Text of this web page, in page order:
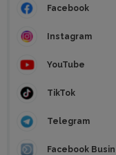
Facebook
Instagram
YouTube
TikTok
Telegram
Facebook